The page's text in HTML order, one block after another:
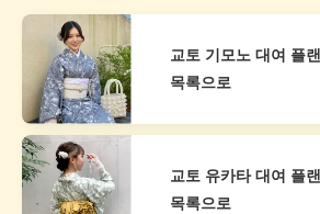
교토 기모노 대여 플랜
목록으로
교토 유카타 대여 플랜
목록으로